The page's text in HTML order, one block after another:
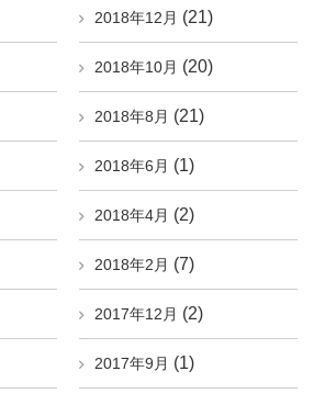
2018年12月 (21)
2018年10月 (20)
2018年8月 (21)
2018年6月 (1)
2018年4月 (2)
2018年2月 (7)
2017年12月 (2)
2017年9月 (1)